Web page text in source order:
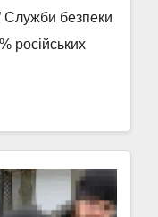
Служби безпеки
російських